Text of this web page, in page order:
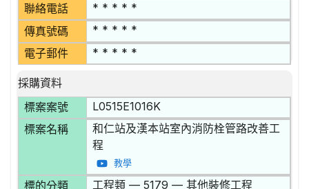
聯絡電話 * * * * *
傳真號碼 * * * * *
電子郵件 * * * * *
採購資料
標案案號
L0515E1016K
標案名稱
和仁站及漢本站室內消防栓管路改善工
程
教學
標的分類 工程類 — 5179 — 其他裝修工程